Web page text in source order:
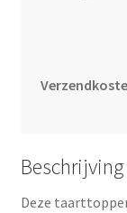
Beschrijving
Deze